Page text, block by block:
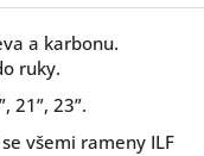
a karbonu.
ruky.
21”, 23”.
všemi rameny ILF